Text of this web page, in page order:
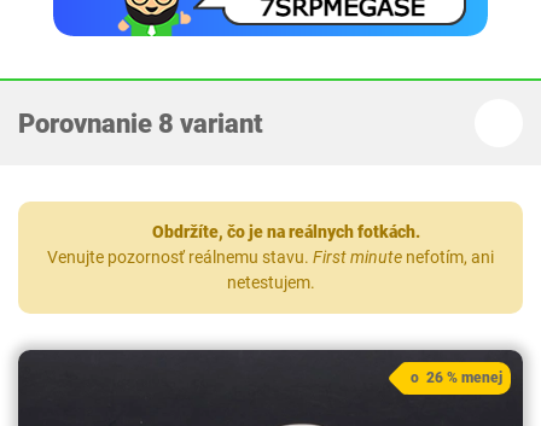
Porovnanie 8 variant
Obdržíte, čo je na reálnych fotkách.
Venujte pozornosť reálnemu stavu. First minute nefotím, ani
netestujem.
o 26 % menej